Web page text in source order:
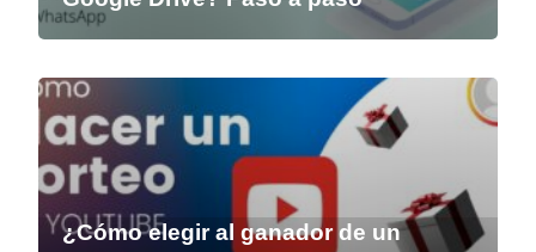
¿Cómo elegir al ganador de un